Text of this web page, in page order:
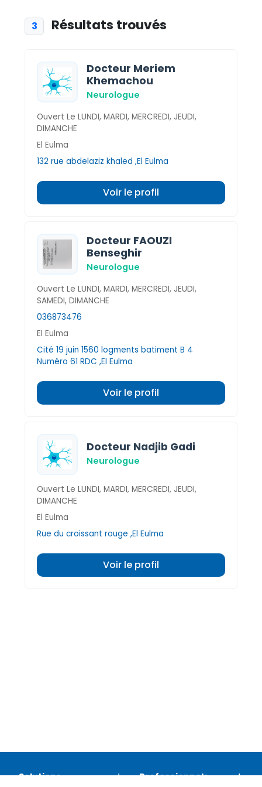
3 Résultats trouvés
Docteur Meriem
Khemachou
Neurologue
Ouvert Le LUNDI, MARDI, MERCREDI, JEUDI,
DIMANCHE
El Eulma
132 rue abdelaziz khaled ,El Eulma
Voir le profil
Docteur FAOUZI
Benseghir
Neurologue
Ouvert Le LUNDI, MARDI, MERCREDI, JEUDI,
SAMEDI, DIMANCHE
036873476
El Eulma
Cité 19 juin 1560 logments batiment B 4
Numéro 61 RDC ,El Eulma
Voir le profil
Docteur Nadjib Gadi
Neurologue
Ouvert Le LUNDI, MARDI, MERCREDI, JEUDI,
DIMANCHE
El Eulma
Rue du croissant rouge ,El Eulma
Voir le profil
Solutions Professionnels